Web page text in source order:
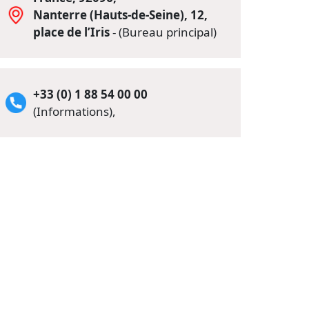
Nanterre (Hauts-de-Seine), 12,
place de l’Iris- (Bureau principal)
+33 (0) 1 88 54 00 00
(Informations),